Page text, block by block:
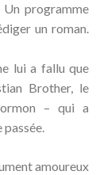
Un programme
un roman.
lui a fallu que
Brother, le
– qui a
passée.
amoureux